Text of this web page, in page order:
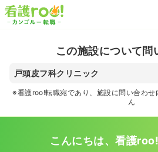
この施設について問
戸頭皮フ科クリニック
※看護roo!転職宛であり、施設に問い合わ
ん
こんにちは、看護